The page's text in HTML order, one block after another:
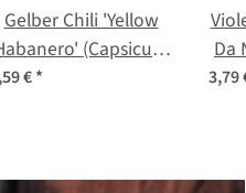
Gelber Chili 'Yellow
(Capsicum
chinense) Samen
€*
Da
3,79